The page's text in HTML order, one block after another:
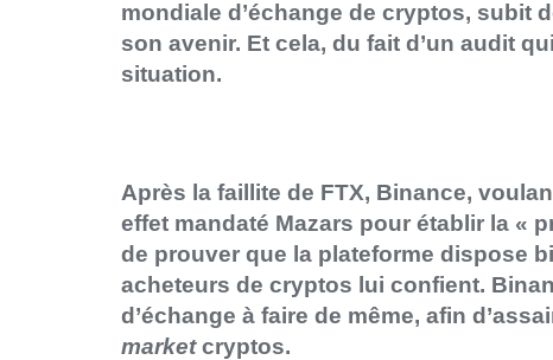
mondiale d’échange de cryptos, subit
son avenir. Et cela, du fait d’un audit
situation.
Après la faillite de FTX, Binance,
effet mandaté Mazars pour établir la «
de prouver que la plateforme dispose
acheteurs de cryptos lui confient.
d’échange à faire de même, afin
marketcryptos.